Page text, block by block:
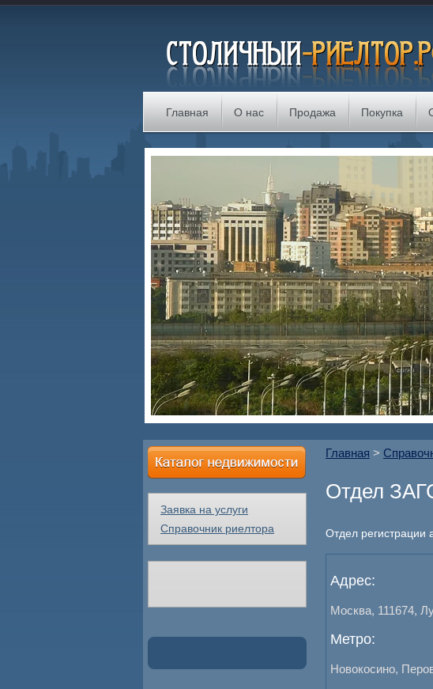
Главная О нас Продажа Покупка
Заявка на услуги
Справочник риелтора
Главная >
Отдел
Отдел регистрации
Адрес:
Москва, 111674,
Метро:
Новокосино,